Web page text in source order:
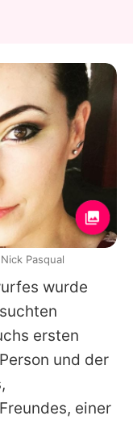
wurde
ersten
und der
einer
Pasqual